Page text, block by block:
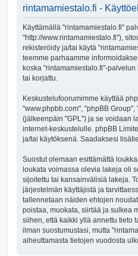
rintamamiestalo.fi -
Käyttämällä "rintamamiestalo.fi"
"http://www.rintamamiestalo.fi"),
rekisteröidy ja/tai käytä
teemme parhaamme
koska "rintamamiestalo.fi"-
tai korjattu.
Keskustelufoorumimme käyttää
"www.phpbb.com", "phpBB
(jälkeenpäin "GPL") ja se voidaan
internet-keskustelulle. phpBB
ja/tai käytöksenä. Saadaksesi
Suostut olemaan esittämättä
loukata voimassa olevia lakeja oli
sijoitettu tai kansainvälisiä lakeja.
järjestelmän käyttäjistä ja
tallennetaan näiden ehtojen
poistaa, muokata, siirtää ja sulkea
siihen, että kaikki yllä annettu tieto
ilman suostumustasi, mutta
aiheuttamasta tietojen vuodosta